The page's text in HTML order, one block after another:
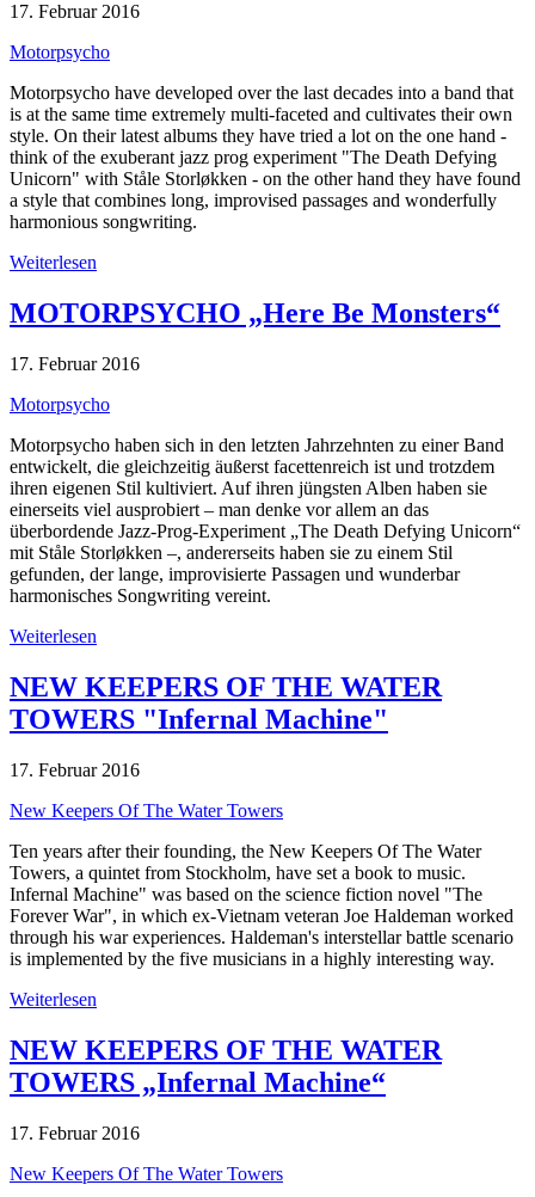
17. Februar 2016
Motorpsycho
Motorpsycho have developed over the last decades into a band that
is at the same time extremely multi-faceted and cultivates their own
style. On their latest albums they have tried a lot on the one hand -
think of the exuberant jazz prog experiment "The Death Defying
Unicorn" with Ståle Storløkken - on the other hand they have found
a style that combines long, improvised passages and wonderfully
harmonious songwriting.
Weiterlesen
MOTORPSYCHO „Here Be Monsters“
17. Februar 2016
Motorpsycho
Motorpsycho haben sich in den letzten Jahrzehnten zu einer Band
entwickelt, die gleichzeitig äußerst facettenreich ist und trotzdem
ihren eigenen Stil kultiviert. Auf ihren jüngsten Alben haben sie
einerseits viel ausprobiert – man denke vor allem an das
überbordende Jazz-Prog-Experiment „The Death Defying Unicorn“
mit Ståle Storløkken –, andererseits haben sie zu einem Stil
gefunden, der lange, improvisierte Passagen und wunderbar
harmonisches Songwriting vereint.
Weiterlesen
NEW KEEPERS OF THE WATER
TOWERS "Infernal Machine"
17. Februar 2016
New Keepers Of The Water Towers
Ten years after their founding, the New Keepers Of The Water
Towers, a quintet from Stockholm, have set a book to music.
Infernal Machine" was based on the science fiction novel "The
Forever War", in which ex-Vietnam veteran Joe Haldeman worked
through his war experiences. Haldeman's interstellar battle scenario
is implemented by the five musicians in a highly interesting way.
Weiterlesen
NEW KEEPERS OF THE WATER
TOWERS „Infernal Machine“
17. Februar 2016
New Keepers Of The Water Towers